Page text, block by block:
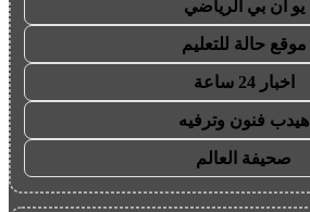
يو ان بي الرياضي
موقع حالة للتعليم
اخبار 24 ساعة
هيدب فنون وترفيه
صحيفة العالم